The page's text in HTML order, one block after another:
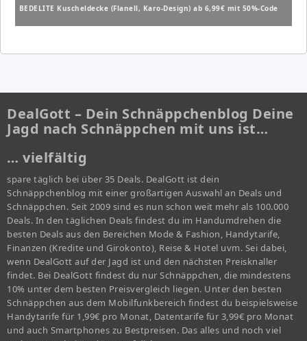
BEDELITE Kuscheldecke (Flanell, Karo-Design) ab 6,99€ mit 50%-Code
DealGott – Dein Schnäppchenblog Deine
Jagd nach Schnäppchen mit uns ist…
… vielfältig
spare täglich bei über 35 Deals. DealGott ist dein
Schnäppchenblog mit einer großartigen Auswahl an Deals und
Schnäppchen. Seit 2009 sind es nun schon weit mehr als 100.000
Deals. In den täglichen Deals findest du im Handumdrehen die
besten Deals aus den Bereichen Mode & Fashion, Handytarife,
Finanzen (Kredite und Girokonto), Reise & Hotel uvm. Sei dabei,
wenn DealGott auf der Jagd ist und den nächsten Preisknaller
findet. Bei DealGott findest du nur Schnäppchen, die mindestens
10% unter dem besten Preisvergleich liegen. Unter den besten
Schnäppchen aus dem Mobilfunkbereich findest du beispielsweise
Handytarife für 1,99€ pro Monat, Datentarife für 3,99€ pro Monat
und auch Smartphones zu Bestpreisen. Das alles und noch viel